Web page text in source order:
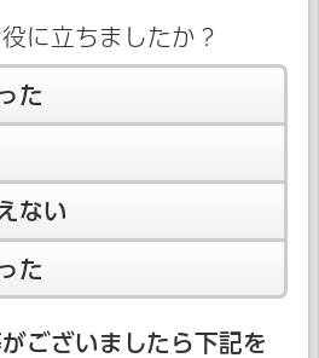
に立ちましたか？
た
ない
た
ございましたら下記を